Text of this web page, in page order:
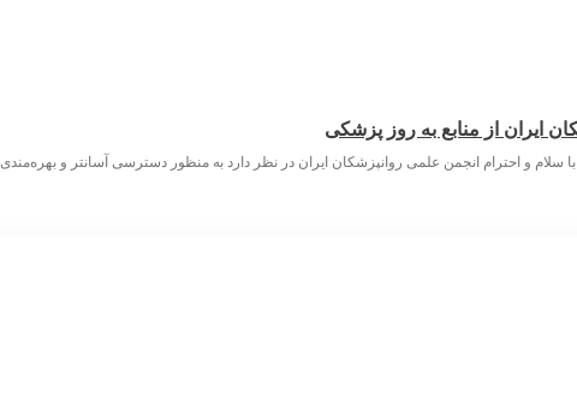
ایران از منابع به روز پزشکی
سلام و احترام انجمن علمی روانپزشکان ایران در نظر دارد به منظور دسترسی آسانتر و بهره‌مندی